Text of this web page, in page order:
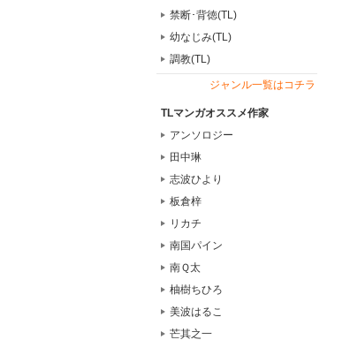
禁断･背徳(TL)
幼なじみ(TL)
調教(TL)
ジャンル一覧はコチラ
TLマンガオススメ作家
アンソロジー
田中琳
志波ひより
板倉梓
リカチ
南国パイン
南Ｑ太
柚樹ちひろ
美波はるこ
芒其之一